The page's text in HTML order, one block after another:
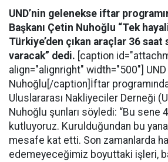
UND’nin gelenekse iftar
Başkanı Çetin Nuhoğlu “Tek
Türkiye’den çıkan araçlar 36 saat
varacak” dedi. [caption
align="alignright" width="500"] UND
Nuhoğlu[/caption]İftar
Uluslararası Nakliyeciler Derneği
Nuhoğlu şunları söyledi: “Bu sene
kutluyoruz. Kurulduğundan bu
mesafe kat etti. Son zamanlarda
edemeyeceğimiz boyuttaki işleri,